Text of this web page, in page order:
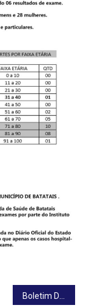
Boletim Diário – 09/11/2020